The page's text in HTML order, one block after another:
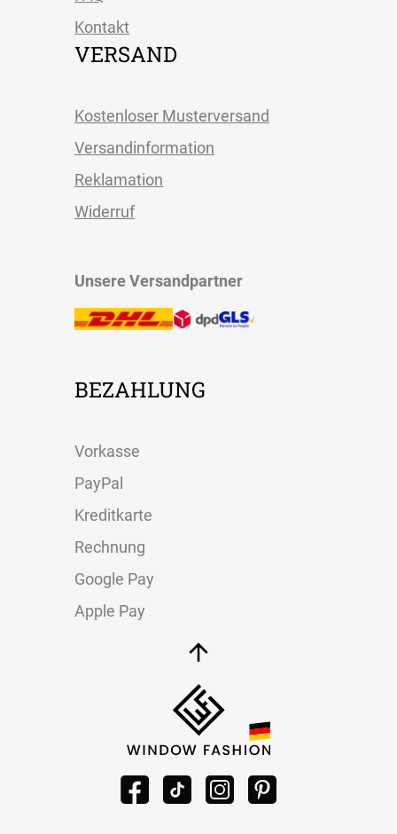
Kontakt
VERSAND
Kostenloser Musterversand
Versandinformation
Reklamation
Widerruf
Unsere Versandpartner
BEZAHLUNG
Vorkasse
PayPal
Kreditkarte
Rechnung
Google Pay
Apple Pay